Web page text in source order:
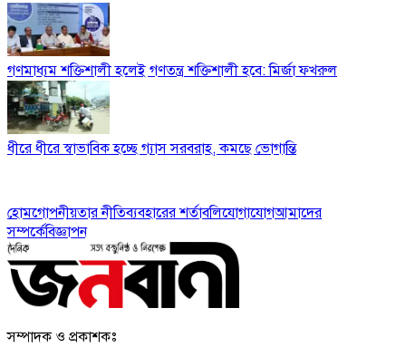
গণমাধ্যম শক্তিশালী হলেই গণতন্ত্র শক্তিশালী হবে: মির্জা ফখরুল
ধীরে ধীরে স্বাভাবিক হচ্ছে গ্যাস সরবরাহ, কমছে ভোগান্তি
হোমগোপনীয়তার নীতিব্যবহারের শর্তাবলিযোগাযোগআমাদের
সম্পর্কেবিজ্ঞাপন
সম্পাদক ও প্রকাশকঃ